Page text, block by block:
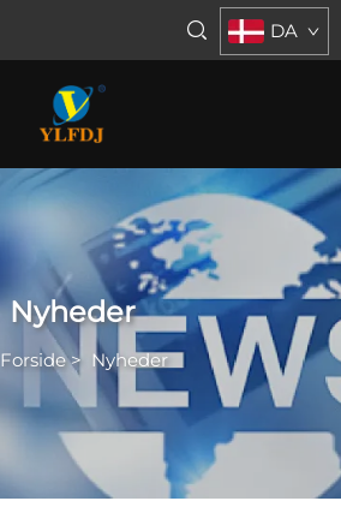
DA
Nyheder
Forside> Nyheder